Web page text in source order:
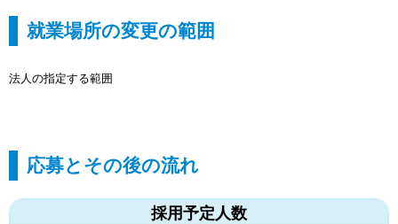
就業場所の変更の範囲
法人の指定する範囲
応募とその後の流れ
採用予定人数